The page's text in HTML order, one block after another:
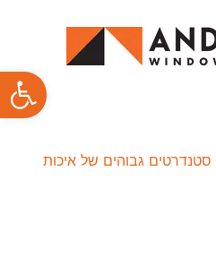
חלון ויטרינה לסלון - Andersen סטנדרטים גבוהים של איכות
פתח